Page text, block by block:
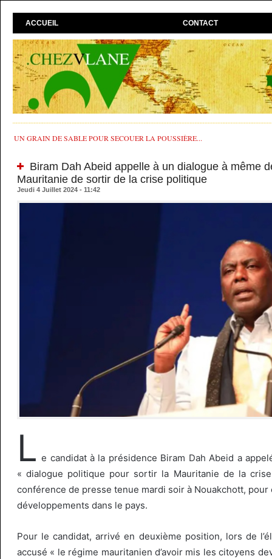
ACCUEIL CONTACT
UN GRAIN DE SABLE POUR SECOUER LA POUSSIÈRE...
Biram Dah Abeid appelle à un dialogue à même
Mauritanie de sortir de la crise politique
Jeudi 4 Juillet 2024 - 11:42
L e candidat à la présidence Biram Dah Abeid a
« dialogue politique pour sortir la Mauritanie de la
conférence de presse tenue mardi soir à Nouakchott,
développements dans le pays.
Pour le candidat, arrivé en deuxième position, lors de
accusé « le régime mauritanien d’avoir mis les citoyens